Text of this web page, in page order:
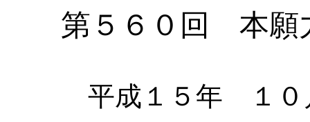
第５６０回 本願
平成１５年 １０